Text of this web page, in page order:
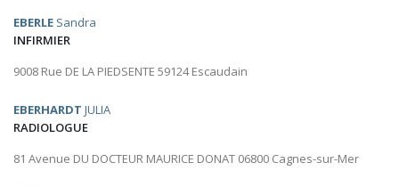
EBERLE Sandra
INFIRMIER
9008 Rue DE LA PIEDSENTE 59124 Escaudain
EBERHARDT JULIA
RADIOLOGUE
81 Avenue DU DOCTEUR MAURICE DONAT 06800 Cagnes-sur-Mer